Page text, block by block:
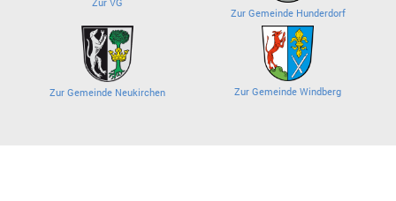
Zur Gemeinde Hunderdorf
Zur Gemeinde Neukirchen Zur Gemeinde Windberg